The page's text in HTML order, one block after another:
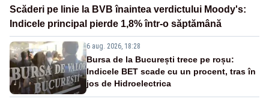
Scăderi pe linie la BVB înaintea verdictului Moody's:
Indicele principal pierde 1,8% într-o săptămână
6 aug. 2026, 18:28
Bursa de la București trece pe roșu:
Indicele BET scade cu un procent, tras în
jos de Hidroelectrica